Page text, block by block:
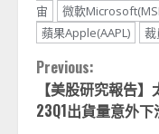
宙
微軟
蘋果Apple(AAPL)
裁
Continue
Reading
Previous:
【美股研究報告
23Q1出貨量意外